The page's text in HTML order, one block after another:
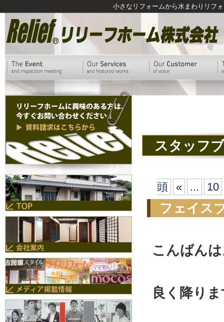
小さなリフォームから水まわりリフ
スタッフ
頭 « ... 10
フェイス
こんばん
良く降り